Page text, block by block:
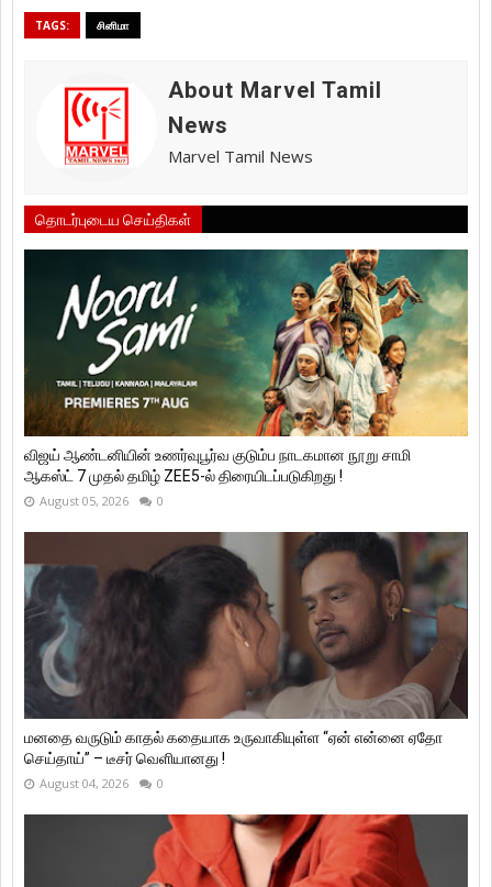
TAGS: சினிமா
About Marvel Tamil
News
Marvel Tamil News
தொடர்புடைய செய்திகள்
விஜய் ஆண்டனியின் உணர்வுபூர்வ குடும்ப நாடகமான நூறு சாமி
ஆகஸ்ட் 7 முதல் தமிழ் ZEE5-ல் திரையிடப்படுகிறது !
August 05, 2026 0
மனதை வருடும் காதல் கதையாக உருவாகியுள்ள “ஏன் என்னை ஏதோ
செய்தாய்” – டீசர் வெளியானது !
August 04, 2026 0